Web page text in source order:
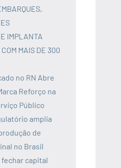
IMPLANTA
MAIS DE 300
no RN Abre
Reforço na
Público
amplia
de
no Brasil
fechar capital